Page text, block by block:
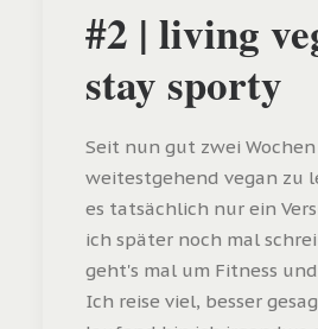
#2 | living
stay sporty
Seit nun gut zwei
weitestgehend vegan zu
es tatsächlich nur ein
ich später noch mal
geht's mal um Fitness
Ich reise viel, besser